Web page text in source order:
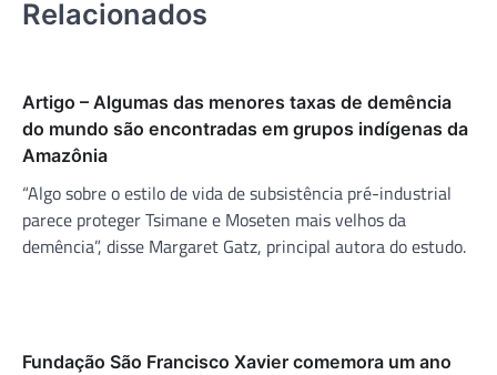
Relacionados
Artigo – Algumas das menores taxas de demência
do mundo são encontradas em grupos indígenas da
Amazônia
“Algo sobre o estilo de vida de subsistência pré-industrial
parece proteger Tsimane e Moseten mais velhos da
demência”, disse Margaret Gatz, principal autora do estudo.
Fundação São Francisco Xavier comemora um ano